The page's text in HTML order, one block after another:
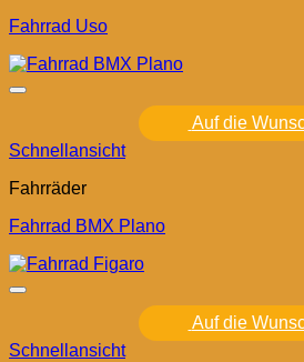
Fahrrad Uso
Auf die
Schnellansicht
Fahrräder
Fahrrad BMX Plano
Auf die
Schnellansicht